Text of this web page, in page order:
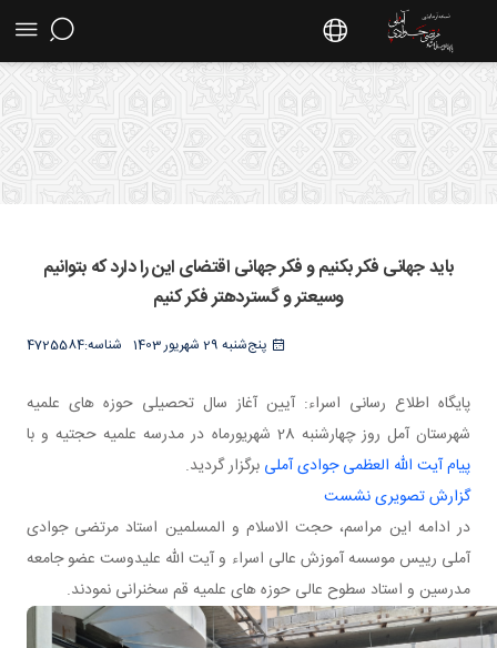
که بتوانيم وسيع تر و گسترده تر فکر کنيم -
استاد مرتضی جوادی آملی
بايد جهانی فکر بکنيم و فکر جهانی اقتضای اين را دارد که بتوانيم
وسيع تر و گسترده تر فکر کنيم
پنج‌شنبه 29 شهریور 1403 4725584شناسه:
پایگاه اطلاع رسانی اسراء: آیین آغاز سال تحصیلی حوزه های علمیه
شهرستان آمل روز چهارشنبه 28 شهریورماه در مدرسه علمیه حجتیه و با
پیام آیت الله العظمی جوادی آملیبرگزار گردید.
گزارش تصویری نشست
​​​​​​​در ادامه این مراسم، حجت الاسلام و المسلمین استاد مرتضی جوادی
آملی رییس موسسه آموزش عالی اسراء و آیت الله علیدوست عضو جامعه
مدرسین و استاد سطوح عالی حوزه های علمیه قم سخنرانی نمودند.